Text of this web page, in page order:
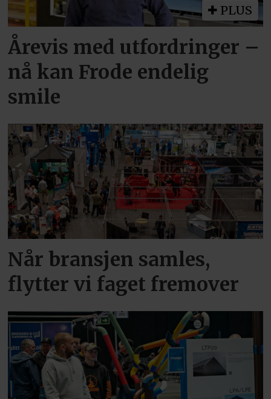
PLUS
Årevis med utfordringer –
nå kan Frode endelig
smile
Når bransjen samles,
flytter vi faget fremover